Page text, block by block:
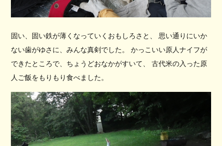
固い、固い鉄が薄くなっていくおもしろさと、 思い通りにいか
ない歯がゆさに、みんな真剣でした。 かっこいい原人ナイフが
できたところで、ちょうどおなかがすいて、 古代米の入った原
人ご飯をもりもり食べました。